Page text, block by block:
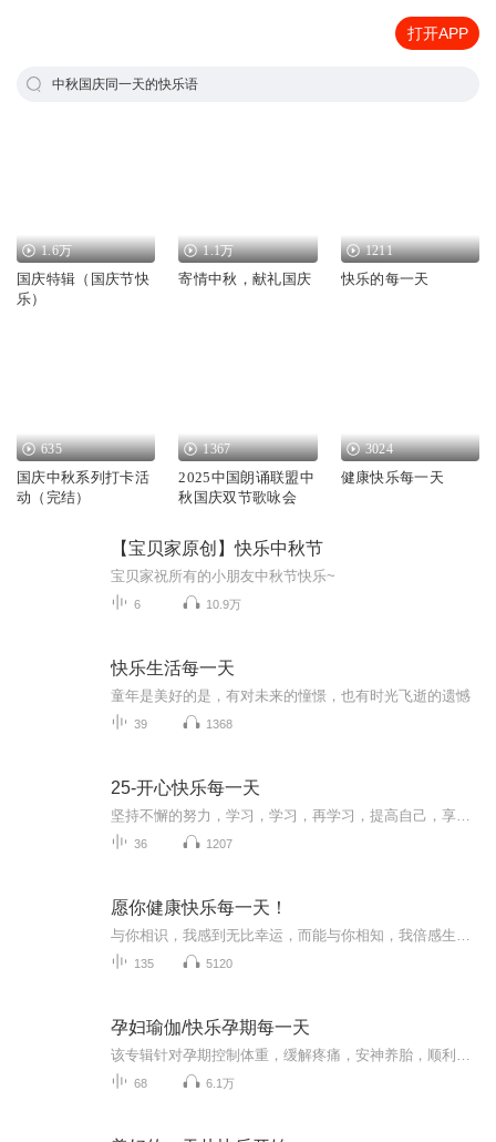
打开APP
中秋国庆同一天的快乐语
1.6万
国庆特辑（国庆节快
乐）
1.1万
寄情中秋，献礼国庆
1211
快乐的每一天
635
国庆中秋系列打卡活
动（完结）
1367
2025中国朗诵联盟中
秋国庆双节歌咏会
3024
健康快乐每一天
【宝贝家原创】快乐中秋节
宝贝家祝所有的小朋友中秋节快乐~
6 10.9万
快乐生活每一天
童年是美好的是，有对未来的憧憬，也有时光飞逝的遗憾
39 1368
25-开心快乐每一天
36 1207
愿你健康快乐每一天！
135 5120
孕妇瑜伽/快乐孕期每一天
68 6.1万